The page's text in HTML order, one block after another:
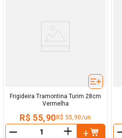
Frigideira Tramontina Turim 28cm
Vermelha
R$ 55,90 R$ 55,90/un
＋